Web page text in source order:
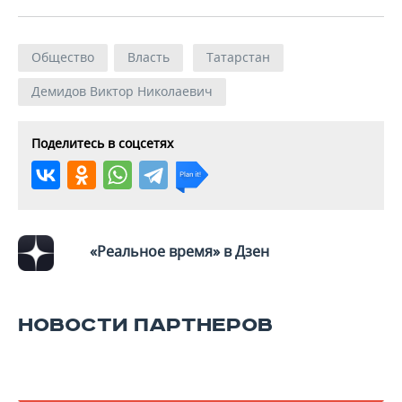
Общество Власть
Татарстан
Демидов Виктор Николаевич
Поделитесь в соцсетях
«Реальное время» в Дзен
НОВОСТИ ПАРТНЕРОВ